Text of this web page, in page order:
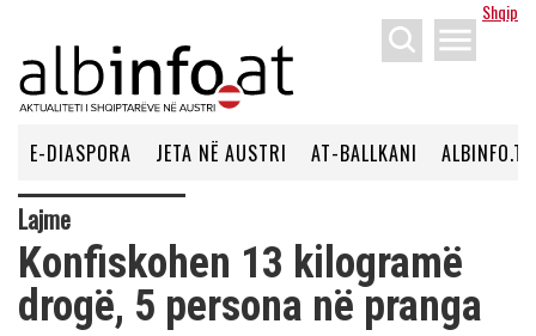
Shqip
menu
E-DIASPORA JETA NË AUSTRI AT-BALLKANI ALBINFO.TV
Lajme
Konfiskohen 13 kilogramë
drogë, 5 persona në pranga